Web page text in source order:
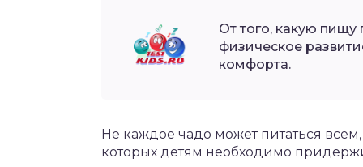
От того, какую пищу
физическое
комфорта.
Не каждое чадо может питаться
которых детям необходимо